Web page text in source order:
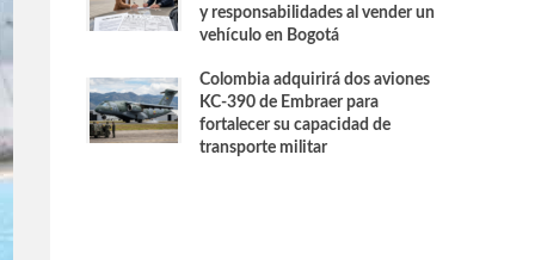
y responsabilidades al vender un
vehículo en Bogotá
Colombia adquirirá dos aviones
KC-390 de Embraer para
fortalecer su capacidad de
transporte militar